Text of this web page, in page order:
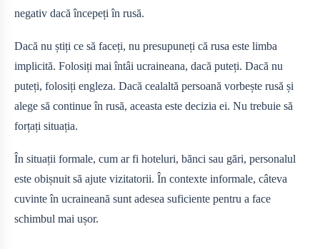
negativ dacă începeți în rusă.
Dacă nu știți ce să faceți, nu presupuneți că rusa este limba
implicită. Folosiți mai întâi ucraineana, dacă puteți. Dacă nu
puteți, folosiți engleza. Dacă cealaltă persoană vorbește rusă și
alege să continue în rusă, aceasta este decizia ei. Nu trebuie să
forțați situația.
În situații formale, cum ar fi hoteluri, bănci sau gări, personalul
este obișnuit să ajute vizitatorii. În contexte informale, câteva
cuvinte în ucraineană sunt adesea suficiente pentru a face
schimbul mai ușor.